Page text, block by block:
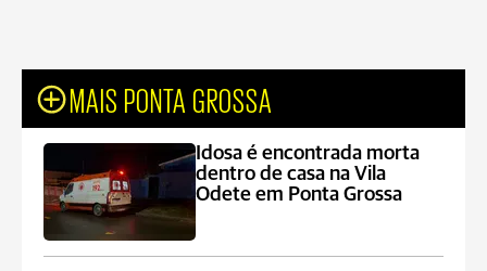
MAIS PONTA GROSSA
Idosa é encontrada morta
dentro de casa na Vila
Odete em Ponta Grossa